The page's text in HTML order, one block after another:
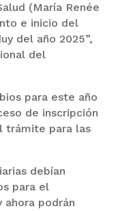
(María Renée
e inicio del
del año 2025”,
del
para este año
de inscripción
trámite para las
debían
para el
ahora podrán